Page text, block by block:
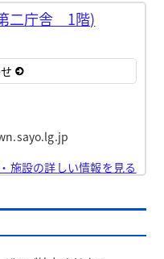
二庁舎 1階)
施設の詳しい情報を見る